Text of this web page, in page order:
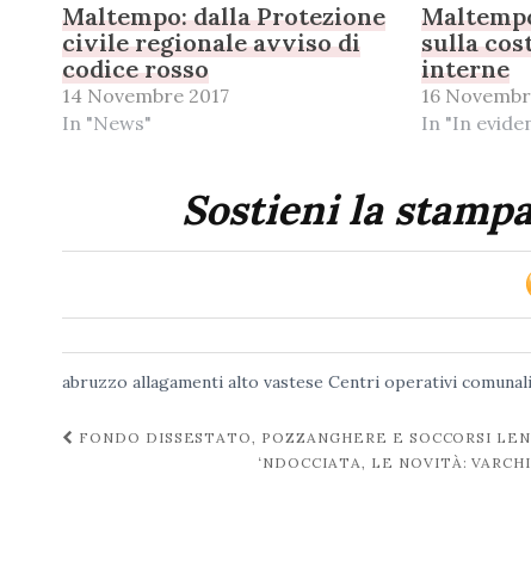
Maltempo: dalla Protezione
civile regionale avviso di
codice rosso
14 Novembre 2017
In "News"
sulla
interne
16
In "In
Sostieni la
abruzzo allagamenti alto vastese Centri operativi comunali
Navigazione
FONDO DISSESTATO, POZZANGHERE E SOCCORSI
‘NDOCCIATA, LE NOVITÀ: